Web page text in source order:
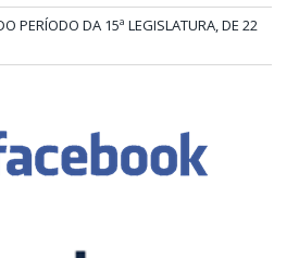
PERÍODO DA 15ª LEGISLATURA, DE 22